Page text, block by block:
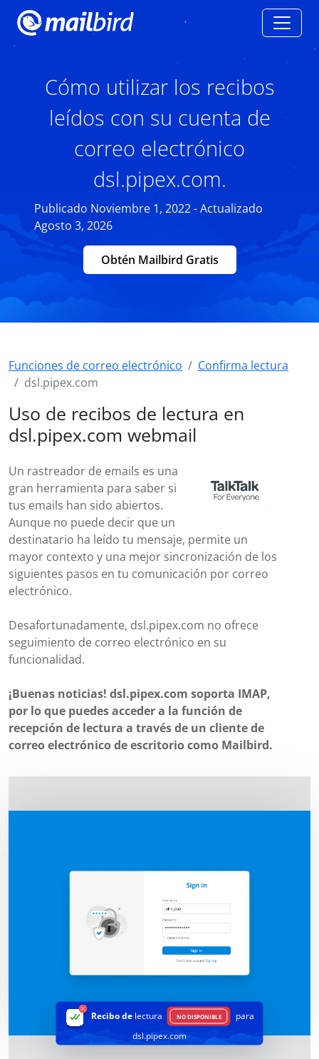
Cómo utilizar los recibos
leídos con su cuenta de
correo electrónico
dsl.pipex.com.
Publicado Noviembre 1, 2022 - Actualizado
Agosto 3, 2026
Obtén Mailbird Gratis
Funciones de correo electrónico
Confirma lectura
dsl.pipex.com
Uso de recibos de lectura en
dsl.pipex.com webmail
Un rastreador de emails es una
gran herramienta para saber si
tus emails han sido abiertos.
Aunque no puede decir que un
destinatario ha leído tu mensaje, permite un
mayor contexto y una mejor sincronización de los
siguientes pasos en tu comunicación por correo
electrónico.
Desafortunadamente, dsl.pipex.com no ofrece
seguimiento de correo electrónico en su
funcionalidad.
¡Buenas noticias! dsl.pipex.com soporta IMAP,
por lo que puedes acceder a la función de
recepción de lectura a través de un cliente de
correo electrónico de escritorio como Mailbird.
Recibo delectura NO DISPONIBLE
para
dsl.pipex.com